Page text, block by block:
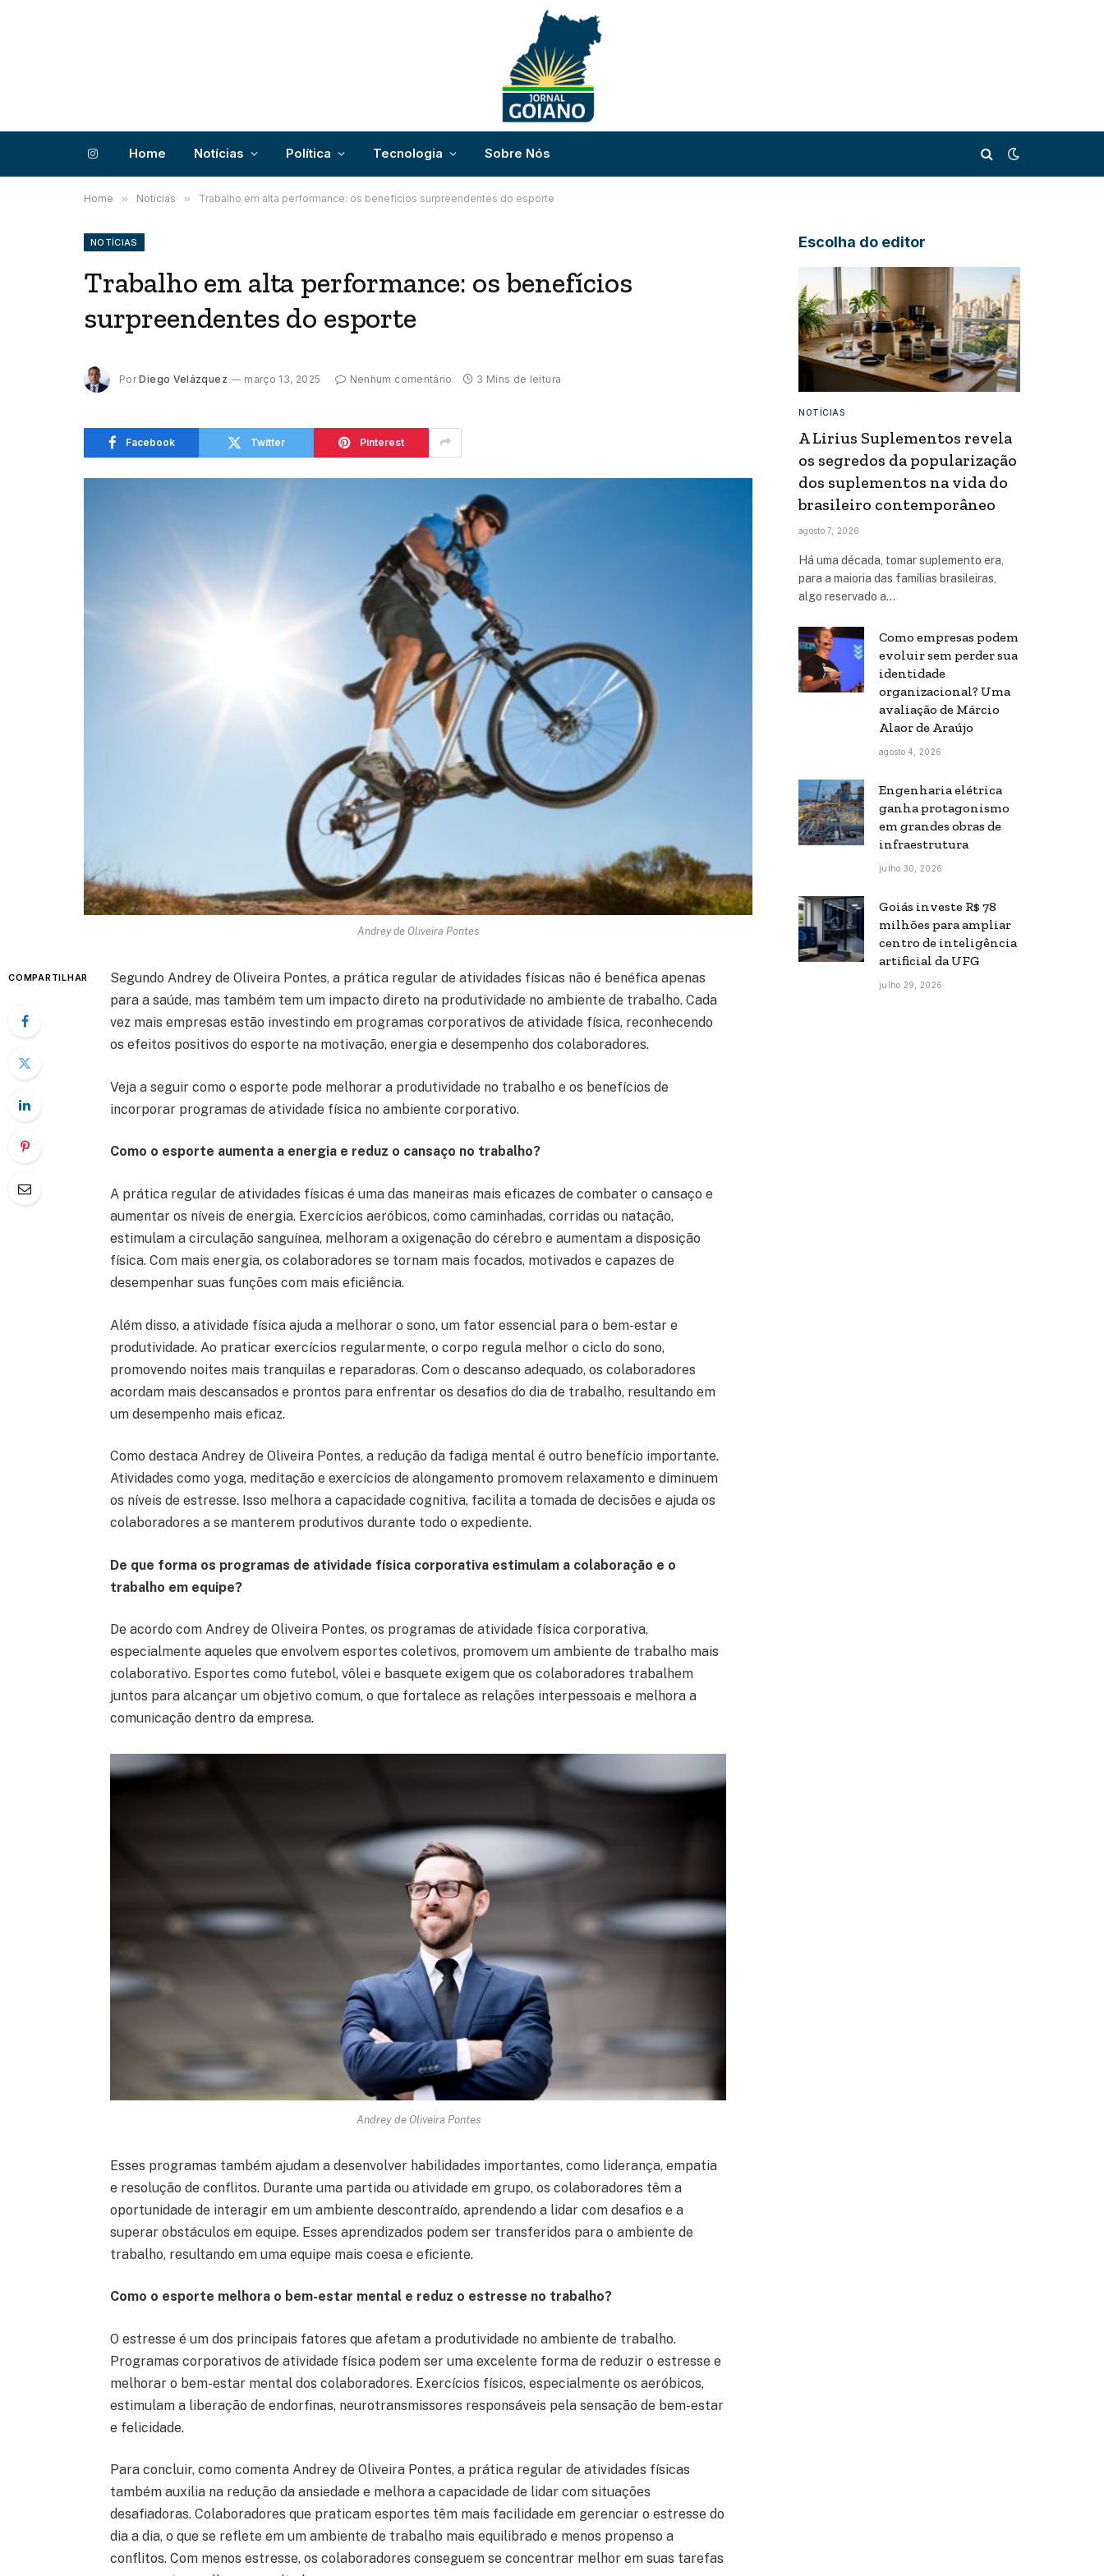
InstagramHome Notícias Política Tecnologia Sobre Nós
Home » Notícias » Trabalho em alta performance: os benefícios surpreendentes do esporte
NOTÍCIAS
Trabalho em alta performance: os benefícios
surpreendentes do esporte
Por Diego Velázquez março 13, 2025 Nenhum comentário 3 Mins de leitura
Facebook Twitter Pinterest
Andrey de Oliveira Pontes
COMPARTILHAR
Segundo Andrey de Oliveira Pontes, a prática regular de atividades físicas não é benéfica apenas
para a saúde, mas também tem um impacto direto na produtividade no ambiente de trabalho. Cada
vez mais empresas estão investindo em programas corporativos de atividade física, reconhecendo
os efeitos positivos do esporte na motivação, energia e desempenho dos colaboradores.
Veja a seguir como o esporte pode melhorar a produtividade no trabalho e os benefícios de
incorporar programas de atividade física no ambiente corporativo.
Como o esporte aumenta a energia e reduz o cansaço no trabalho?
A prática regular de atividades físicas é uma das maneiras mais eficazes de combater o cansaço e
aumentar os níveis de energia. Exercícios aeróbicos, como caminhadas, corridas ou natação,
estimulam a circulação sanguínea, melhoram a oxigenação do cérebro e aumentam a disposição
física. Com mais energia, os colaboradores se tornam mais focados, motivados e capazes de
desempenhar suas funções com mais eficiência.
Além disso, a atividade física ajuda a melhorar o sono, um fator essencial para o bem-estar e
produtividade. Ao praticar exercícios regularmente, o corpo regula melhor o ciclo do sono,
promovendo noites mais tranquilas e reparadoras. Com o descanso adequado, os colaboradores
acordam mais descansados e prontos para enfrentar os desafios do dia de trabalho, resultando em
um desempenho mais eficaz.
Como destaca Andrey de Oliveira Pontes, a redução da fadiga mental é outro benefício importante.
Atividades como yoga, meditação e exercícios de alongamento promovem relaxamento e diminuem
os níveis de estresse. Isso melhora a capacidade cognitiva, facilita a tomada de decisões e ajuda os
colaboradores a se manterem produtivos durante todo o expediente.
De que forma os programas de atividade física corporativa estimulam a colaboração e o
trabalho em equipe?
De acordo com Andrey de Oliveira Pontes, os programas de atividade física corporativa,
especialmente aqueles que envolvem esportes coletivos, promovem um ambiente de trabalho mais
colaborativo. Esportes como futebol, vôlei e basquete exigem que os colaboradores trabalhem
juntos para alcançar um objetivo comum, o que fortalece as relações interpessoais e melhora a
comunicação dentro da empresa.
Andrey de Oliveira Pontes
Esses programas também ajudam a desenvolver habilidades importantes, como liderança, empatia
e resolução de conflitos. Durante uma partida ou atividade em grupo, os colaboradores têm a
oportunidade de interagir em um ambiente descontraído, aprendendo a lidar com desafios e a
superar obstáculos em equipe. Esses aprendizados podem ser transferidos para o ambiente de
trabalho, resultando em uma equipe mais coesa e eficiente.
Como o esporte melhora o bem-estar mental e reduz o estresse no trabalho?
O estresse é um dos principais fatores que afetam a produtividade no ambiente de trabalho.
Programas corporativos de atividade física podem ser uma excelente forma de reduzir o estresse e
melhorar o bem-estar mental dos colaboradores. Exercícios físicos, especialmente os aeróbicos,
estimulam a liberação de endorfinas, neurotransmissores responsáveis pela sensação de bem-estar
e felicidade.
Para concluir, como comenta Andrey de Oliveira Pontes, a prática regular de atividades físicas
também auxilia na redução da ansiedade e melhora a capacidade de lidar com situações
desafiadoras. Colaboradores que praticam esportes têm mais facilidade em gerenciar o estresse do
dia a dia, o que se reflete em um ambiente de trabalho mais equilibrado e menos propenso a
conflitos. Com menos estresse, os colaboradores conseguem se concentrar melhor em suas tarefas
Escolha do editor
NOTÍCIAS
A Lirius Suplementos revela
os segredos da popularização
dos suplementos na vida do
brasileiro contemporâneo
agosto 7, 2026
Há uma década, tomar suplemento era,
para a maioria das famílias brasileiras,
algo reservado a…
Como empresas podem
evoluir sem perder sua
identidade
organizacional? Uma
avaliação de Márcio
Alaor de Araújo
agosto 4, 2026
Engenharia elétrica
ganha protagonismo
em grandes obras de
infraestrutura
julho 30, 2026
Goiás investe R$ 78
milhões para ampliar
centro de inteligência
artificial da UFG
julho 29, 2026